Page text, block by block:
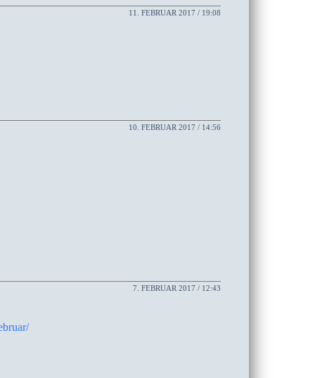
11. FEBRUAR 2017 / 19:08
10. FEBRUAR 2017 / 14:56
7. FEBRUAR 2017 / 12:43